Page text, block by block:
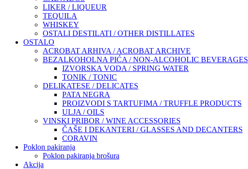
LIKER / LIQUEUR
TEQUILA
WHISKEY
OSTALI DESTILATI / OTHER DISTILLATES
OSTALO
ACROBAT ARHIVA / ACROBAT ARCHIVE
BEZALKOHOLNA PIĆA / NON-ALCOHOLIC BEVERAGES
IZVORSKA VODA / SPRING WATER
TONIK / TONIC
DELIKATESE / DELICATES
PATA NEGRA
PROIZVODI S TARTUFIMA / TRUFFLE PRODUCTS
ULJA / OILS
VINSKI PRIBOR / WINE ACCESSORIES
ČAŠE I DEKANTERI / GLASSES AND DECANTERS
CORAVIN
Poklon pakiranja
Poklon pakiranja brošura
Akcija